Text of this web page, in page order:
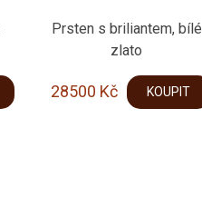
Prsten s briliantem, bílé
zlato
28500 Kč KOUPIT